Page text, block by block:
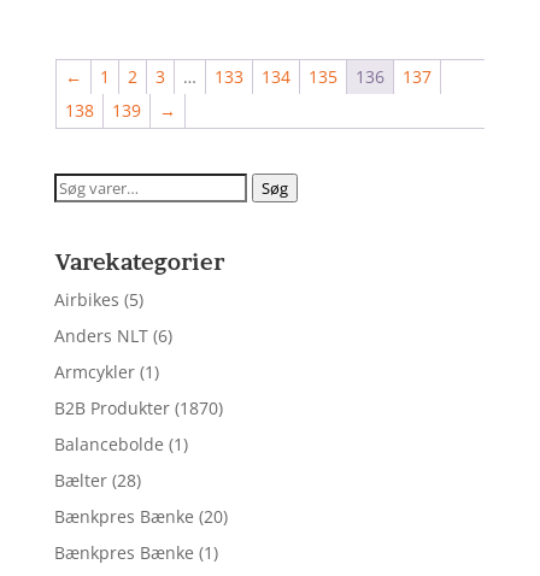
← 1 2 3 … 133 134 135 136
137
138
139 →
Søg
Søg
Varekategorier
Airbikes (5)
Anders NLT (6)
Armcykler (1)
B2B Produkter (1870)
Balancebolde (1)
Bælter (28)
Bænkpres Bænke (20)
Bænkpres Bænke (1)